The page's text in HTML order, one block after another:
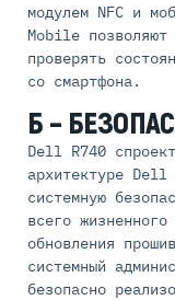
модулем NFC и
Mobile позволяют
проверять
со смартфона.
Б –
Dell R740
архитектуре
системную
всего
обновления
системный
безопасно